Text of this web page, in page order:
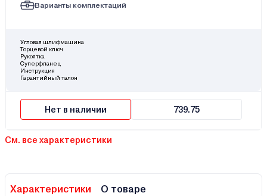
Варианты комплектаций
Угловая шлифмашина
Торцевой ключ
Рукоятка
Суперфланец
Инструкция
Гарантийный талон
Нет в наличии 739.75
См. все характеристики
Характеристики О товаре